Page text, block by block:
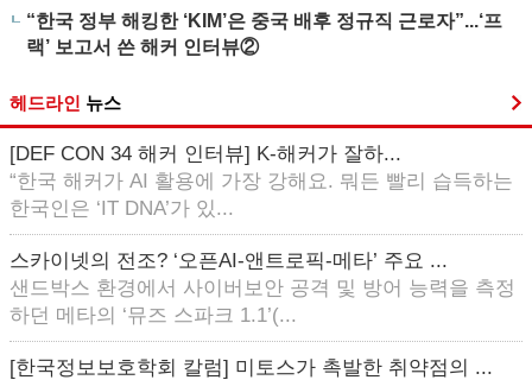
“한국 정부 해킹한 ‘KIM’은 중국 배후 정규직 근로자”...‘프
랙’ 보고서 쓴 해커 인터뷰②
헤드라인 뉴스
[DEF CON 34 해커 인터뷰] K-해커가 잘하...
“한국 해커가 AI 활용에 가장 강해요. 뭐든 빨리 습득하는
한국인은 ‘IT DNA’가 있...
스카이넷의 전조? ‘오픈AI-앤트로픽-메타’ 주요 ...
샌드박스 환경에서 사이버보안 공격 및 방어 능력을 측정
하던 메타의 ‘뮤즈 스파크 1.1’(...
[한국정보보호학회 칼럼] 미토스가 촉발한 취약점의 ...